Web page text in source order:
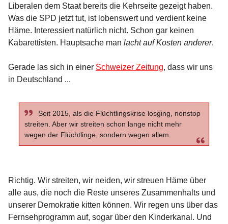
Liberalen dem Staat bereits die Kehrseite gezeigt haben.
Was die SPD jetzt tut, ist lobenswert und verdient keine
Häme. Interessiert natürlich nicht. Schon gar keinen
Kabarettisten. Hauptsache man lacht auf Kosten anderer.
Gerade las sich in einer Schweizer Zeitung, dass wir uns
in Deutschland ...
Seit 2015, als die Flüchtlingskrise losging, nonstop
streiten. Aber wir streiten schon lange nicht mehr
wegen der Flüchtlinge, sondern wegen allem.
Richtig. Wir streiten, wir neiden, wir streuen Häme über
alle aus, die noch die Reste unseres Zusammenhalts und
unserer Demokratie kitten können. Wir regen uns über das
Fernsehprogramm auf, sogar über den Kinderkanal. Und